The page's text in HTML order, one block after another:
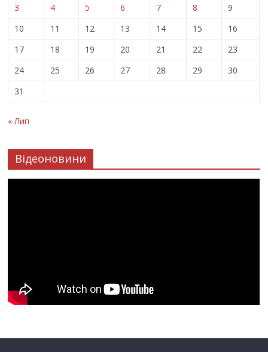
3
4 5 6 7 8
9
10
11 12 13 14 15
16
17
18 19 20 21 22
23
24
25 26 27 28 29
30
31
« Лип
Відеоновини